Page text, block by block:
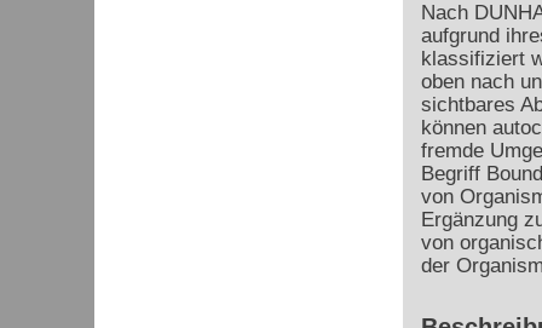
Nach
aufgrund
klassifiziert
oben nach
sichtbares
können
fremde
Begriff
von
Ergänzung
von
der